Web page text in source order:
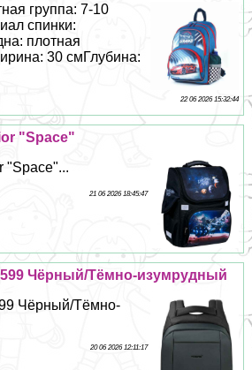
группа: 7-10
спинки:
плотная
30 смГлубина:
22 06 2026 15:32:44
"Space"
"Space"...
21 06 2026 18:45:47
Чёрный/Тёмно-изумрудный
Чёрный/Тёмно-
20 06 2026 12:11:17